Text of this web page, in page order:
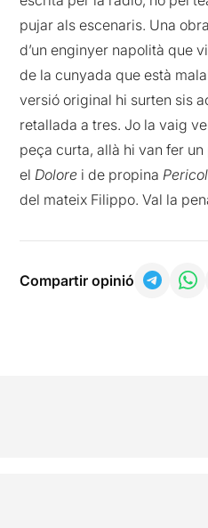
pujar als escenaris. Una
d’un enginyer napolità que
de la cunyada que està
versió original hi surten sis
retallada a tres. Jo la vaig
peça curta, allà hi van fer
el Dolore i de propina
del mateix Filippo. Val la
Compartir opinió